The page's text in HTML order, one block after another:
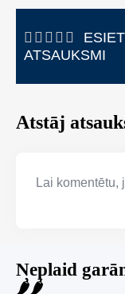
ATSAUKSMI
Atstāj
Lai komentētu,
Neplaid
🌶️🌶️